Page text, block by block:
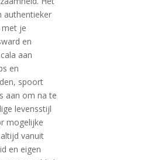
authentieker
met je
en
aan
en
spoort
aan om na te
levensstijl
mogelijke
vanuit
en eigen